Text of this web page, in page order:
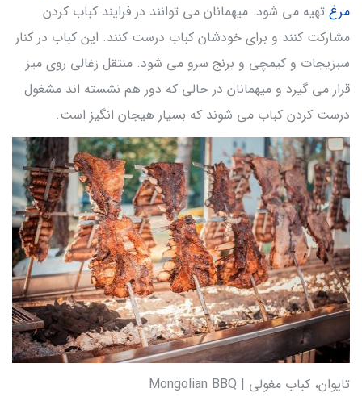
مرغ تهیه می شود. میهمانان می توانند در فرایند کباب کردن
مشارکت کنند و برای خودشان کباب درست کنند. این کباب در کنار
سبزیجات و کیمچی و برنج سرو می شود. منتقل زغالی روی میز
قرار می گیرد و میهمانان در حالی که دور هم نشسته اند مشغول
درست کردن کباب می شوند که بسیار هیجان انگیز است.
تایوان، کباب مغولی | Mongolian BBQ